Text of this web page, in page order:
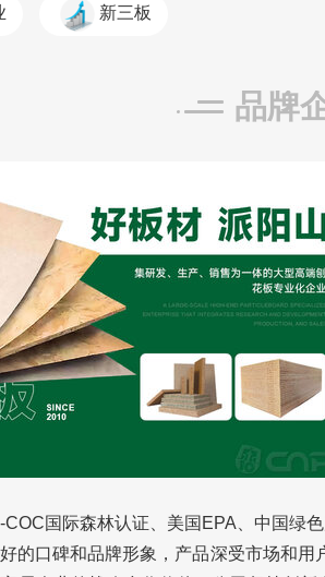
新三板
品牌
国际森林认证、美国EPA、中国绿
的口碑和品牌形象，产品深受市场和